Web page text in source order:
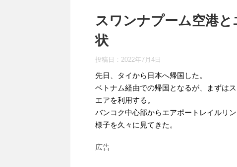
スワンナプーム空港
状
投稿日： 2022年7月4日
先日、タイから日本へ帰国した。
ベトナム経由での帰国となるが、まずは
エアを利用する。
バンコク中心部からエアポートレイルリ
様子を久々に見てきた。
広告